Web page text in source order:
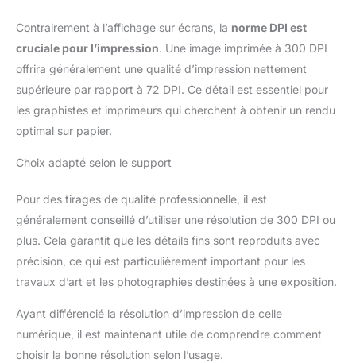
Contrairement à l’affichage sur écrans, la norme DPI est
cruciale pour l’impression. Une image imprimée à 300 DPI
offrira généralement une qualité d’impression nettement
supérieure par rapport à 72 DPI. Ce détail est essentiel pour
les graphistes et imprimeurs qui cherchent à obtenir un rendu
optimal sur papier.
Choix adapté selon le support
Pour des tirages de qualité professionnelle, il est
généralement conseillé d’utiliser une résolution de 300 DPI ou
plus. Cela garantit que les détails fins sont reproduits avec
précision, ce qui est particulièrement important pour les
travaux d’art et les photographies destinées à une exposition.
Ayant différencié la résolution d’impression de celle
numérique, il est maintenant utile de comprendre comment
choisir la bonne résolution selon l’usage.